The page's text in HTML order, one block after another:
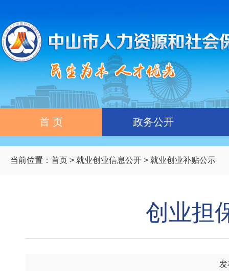
首 页 政务公开
当前位置： 首页 > 就业创业信息公开 > 就业创业补贴公示
创业担